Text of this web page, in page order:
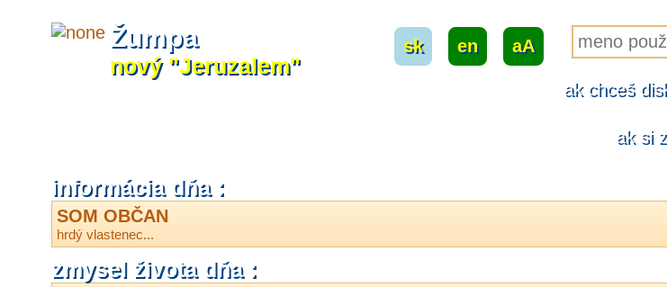
Žumpa
nový "Jeruzalem"
sk en aA
ak chceš
ak si
informácia dňa :
SOM OBČAN
hrdý vlastenec...
zmysel života dňa :